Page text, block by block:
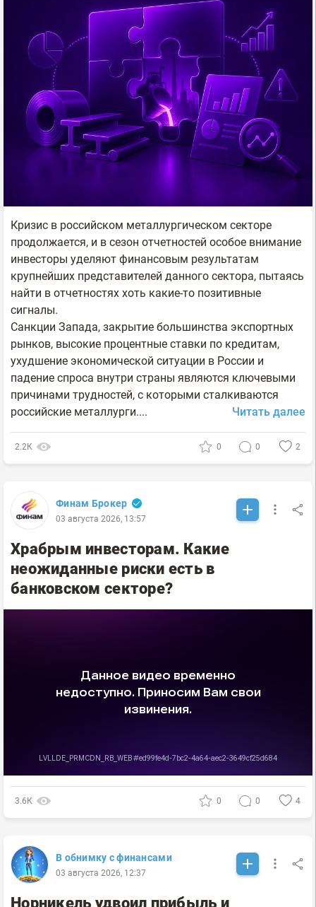
Кризис в российском металлургическом секторе
продолжается, и в сезон отчетностей особое внимание
инвесторы уделяют финансовым результатам
крупнейших представителей данного сектора, пытаясь
найти в отчетностях хоть какие-то позитивные
сигналы.
Санкции Запада, закрытие большинства экспортных
рынков, высокие процентные ставки по кредитам,
ухудшение экономической ситуации в России и
падение спроса внутри страны являются ключевыми
причинами трудностей, с которыми сталкиваются
российские металлурги....
Читать далее
2.2К 0 0 2
Финам Брокер
03 августа 2026, 13:57
Храбрым инвесторам. Какие
неожиданные риски есть в
банковском секторе?
3.6К 0 0 4
В обнимку с финансами
03 августа 2026, 12:37
Норникель удвоил прибыль и